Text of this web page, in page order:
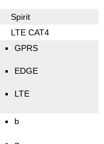
Spirit
LTE CAT4
GPRS
EDGE
LTE
b